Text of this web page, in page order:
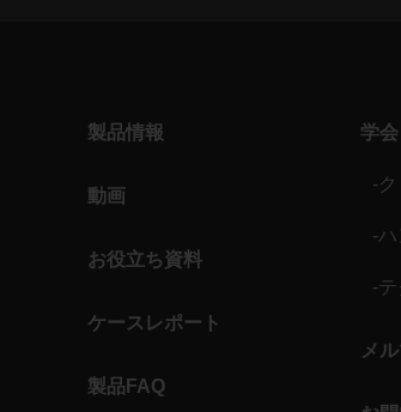
製品情報
動画
お役立ち資料
ケースレポート
製品FAQ
学
-
-
-
メ